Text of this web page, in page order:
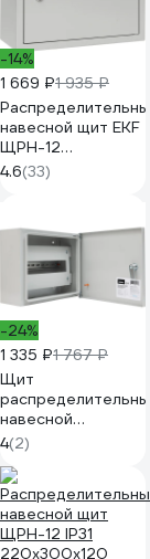
-14%
1 669 ₽1 935 ₽
Распределительный
навесной щит EKF
ЩРН-12
220х300х120 IP31
Basic mb21-12-bas
4.6(33)
-24%
1 335 ₽1 767 ₽
Щит
распределительный
навесной
металлический
Gigant ЩРН-12,
250х300х120, IP31
GEP-02-13
4(2)